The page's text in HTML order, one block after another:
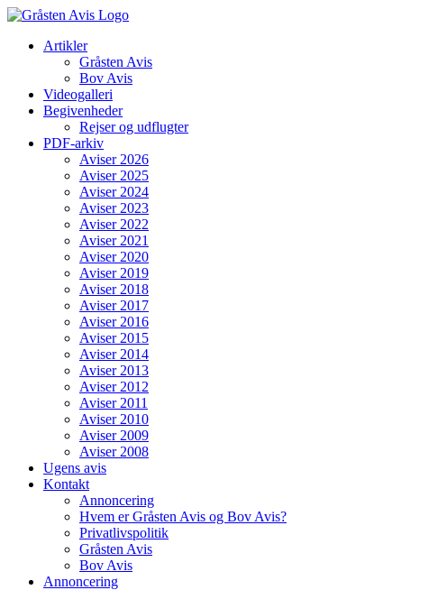
Skip
contentArtikler
Gråsten Avis
Bov Avis
Videogalleri
Begivenheder
Rejser og udflugter
PDF-arkiv
Aviser 2026
Aviser 2025
Aviser 2024
Aviser 2023
Aviser 2022
Aviser 2021
Aviser 2020
Aviser 2019
Aviser 2018
Aviser 2017
Aviser 2016
Aviser 2015
Aviser 2014
Aviser 2013
Aviser 2012
Aviser 2011
Aviser 2010
Aviser 2009
Aviser 2008
Ugens avis
Kontakt
Annoncering
Hvem er Gråsten Avis og Bov Avis?
Privatlivspolitik
Gråsten Avis
Bov Avis
Annoncering